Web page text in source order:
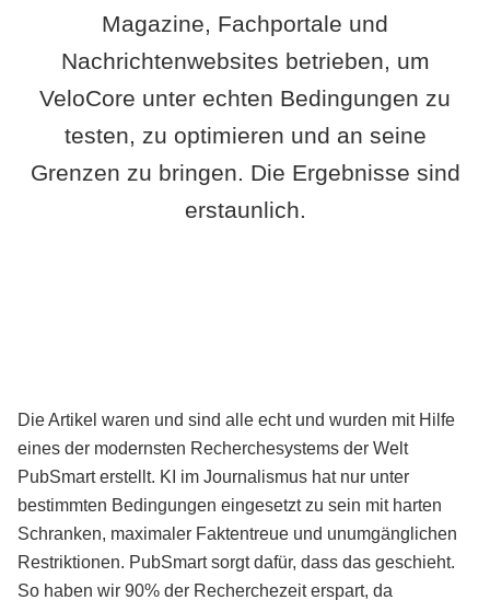
Magazine, Fachportale und
Nachrichtenwebsites betrieben, um
VeloCore unter echten Bedingungen zu
testen, zu optimieren und an seine
Grenzen zu bringen. Die Ergebnisse sind
erstaunlich.
Die Artikel waren und sind alle echt und wurden mit Hilfe
eines der modernsten Recherchesystems der Welt
PubSmart erstellt. KI im Journalismus hat nur unter
bestimmten Bedingungen eingesetzt zu sein mit harten
Schranken, maximaler Faktentreue und unumgänglichen
Restriktionen. PubSmart sorgt dafür, dass das geschieht.
So haben wir 90% der Recherchezeit erspart, da